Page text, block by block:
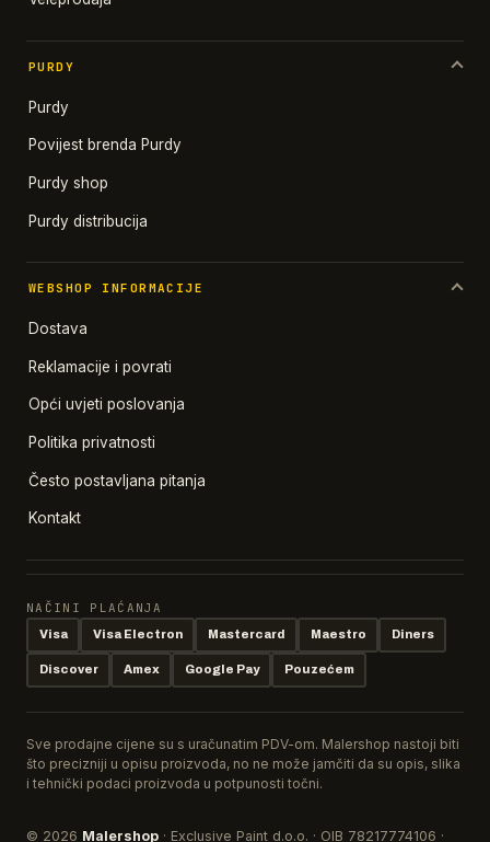
PURDY
Purdy
Povijest brenda Purdy
Purdy shop
Purdy distribucija
WEBSHOP INFORMACIJE
Dostava
Reklamacije i povrati
Opći uvjeti poslovanja
Politika privatnosti
Često postavljana pitanja
Kontakt
NAČINI PLAĆANJA
Visa Visa Electron Mastercard Maestro Diners
Discover Amex Google Pay Pouzećem
Sve prodajne cijene su s uračunatim PDV-om. Malershop nastoji biti
što precizniji u opisu proizvoda, no ne može jamčiti da su opis, slika
i tehnički podaci proizvoda u potpunosti točni.
© 2026 Malershop · Exclusive Paint d.o.o. · OIB 78217774106 ·